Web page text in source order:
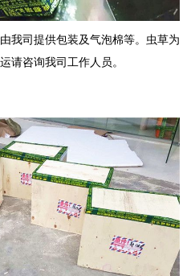
我司提供包装及气泡棉等。虫草为
请咨询我司工作人员。